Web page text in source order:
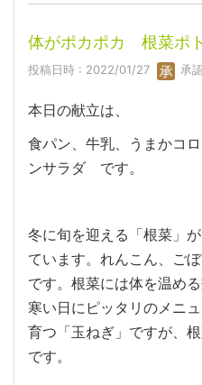
体がポカポカ 根菜ポ
投稿日時 : 2022/01/27 承
本日の献立は、
食パン、牛乳、うまかコ
ンサラダ です。
冬に旬を迎える「根菜」
ています。れんこん、ご
です。根菜には体を温め
寒い日にピッタリのメニ
育つ「玉ねぎ」ですが、
です。